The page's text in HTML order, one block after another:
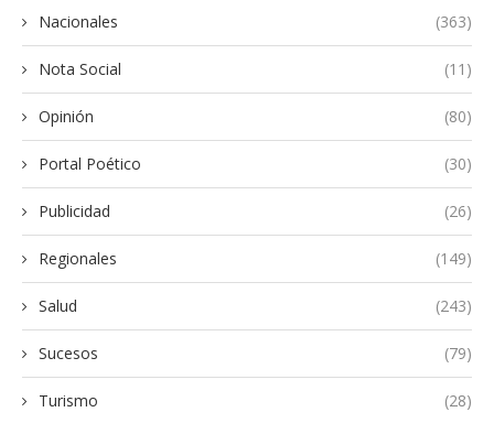
Nacionales (363)
Nota Social (11)
Opinión (80)
Portal Poético (30)
Publicidad (26)
Regionales (149)
Salud (243)
Sucesos (79)
Turismo (28)